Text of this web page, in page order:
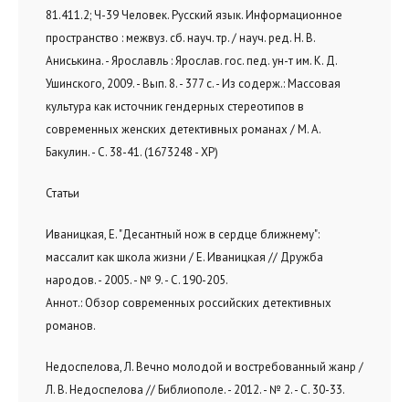
81.411.2; Ч-39 Человек. Русский язык. Информационное
пространство : межвуз. сб. науч. тр. / науч. ред. Н. В.
Аниськина. - Ярославль : Ярослав. гос. пед. ун-т им. К. Д.
Ушинского, 2009. - Вып. 8. - 377 с. - Из содерж.: Массовая
культура как источник гендерных стереотипов в
современных женских детективных романах / М. А.
Бакулин. - С. 38-41. (1673248 - ХР)
Статьи
Иваницкая, Е. "Десантный нож в сердце ближнему":
массалит как школа жизни / Е. Иваницкая // Дружба
народов. - 2005. - № 9. - С. 190-205.
Аннот.: Обзор современных российских детективных
романов.
Недоспелова, Л. Вечно молодой и востребованный жанр /
Л. В. Недоспелова // Библиополе. - 2012. - № 2. - С. 30-33.